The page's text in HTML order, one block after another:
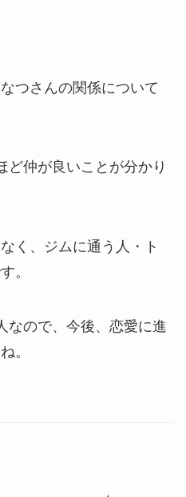
つさんの関係について
ど仲が良いことが分かり
く、ジムに通う人・ト
。
なので、今後、恋愛に進
。